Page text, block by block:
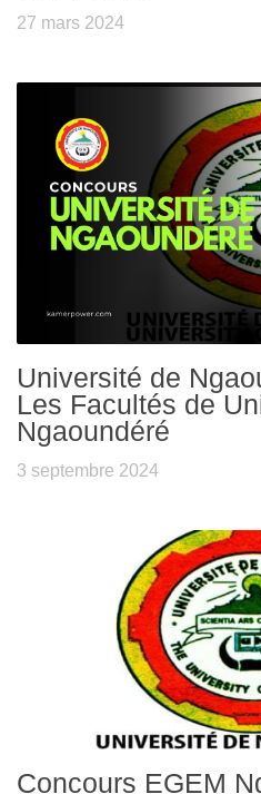
27 mars 2024
Université de
Les Facultés de
Ngaoundéré
3 septembre 2024
Concours EGEM